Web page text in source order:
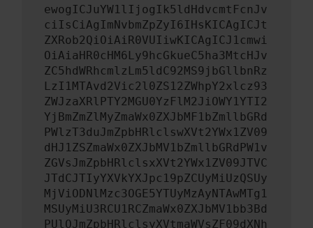
ewogICJuYW1lIjogIk5ldHdvcmtFcnJv
ciIsCiAgImNvbmZpZyI6IHsKICAgICJt
ZXRob2QiOiAiR0VUIiwKICAgICJ1cmwi
OiAiaHR0cHM6Ly9hcGkueC5ha3MtcHJv
ZC5hdWRhcmlzLm5ldC92MS9jbGllbnRz
LzI1MTAvd2Vic2l0ZS12ZWhpY2xlcz93
ZWJzaXRlPTY2MGU0YzFlM2JiOWY1YTI2
YjBmZmZlMyZmaWx0ZXJbMF1bZmllbGRd
PWlzT3duJmZpbHRlclswXVt2YWx1ZV09
dHJ1ZSZmaWx0ZXJbMV1bZmllbGRdPW1v
ZGVsJmZpbHRlclsxXVt2YWx1ZV09JTVC
JTdCJTIyYXVkYXJpc19pZCUyMiUzQSUy
MjViODNlMzc3OGE5YTUyMzAyNTAwMTg1
MSUyMiU3RCU1RCZmaWx0ZXJbMV1bb3Bd
PUlOJmZpbHRlclsyXVtmaWVsZF09dXNh